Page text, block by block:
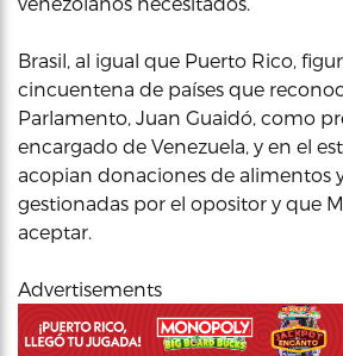
Brasil, al igual que Puerto Rico,
cincuentena de países que
Parlamento, Juan Guaidó, como
encargado de Venezuela, y en el
acopian donaciones de alimentos
gestionadas por el opositor y que
aceptar.
Advertisements